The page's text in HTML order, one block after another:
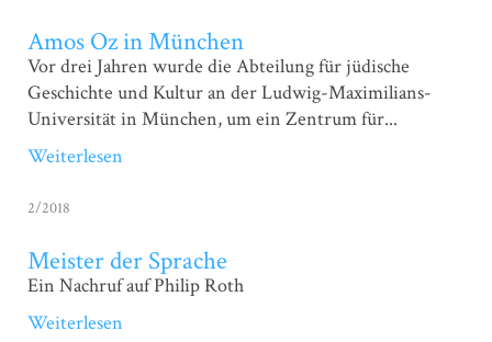
Amos Oz in München
Vor drei Jahren wurde die Abteilung für jüdische
Geschichte und Kultur an der Ludwig-Maximilians-
Universität in München, um ein Zentrum für...
Weiterlesen
2/2018
Meister der Sprache
Ein Nachruf auf Philip Roth
Weiterlesen